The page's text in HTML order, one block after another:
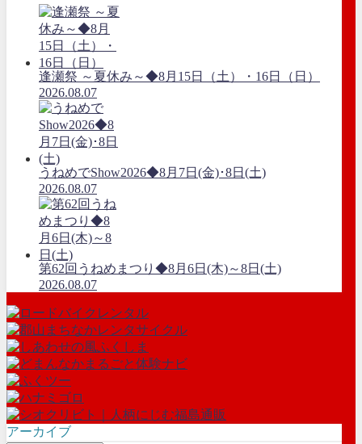
逢瀬祭 ～夏休み～◆8月15日（土）・16日（日）
2026.08.07
うねめでShow2026◆8月7日(金)･8日(土)
2026.08.07
第62回うねめまつり◆8月6日(木)～8日(土)
2026.08.07
アーカイブ